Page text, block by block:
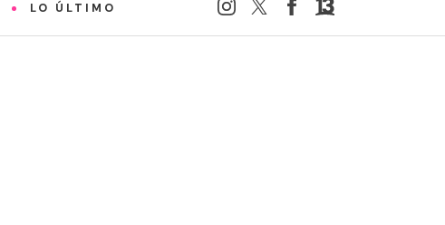
LO ÚLTIMO